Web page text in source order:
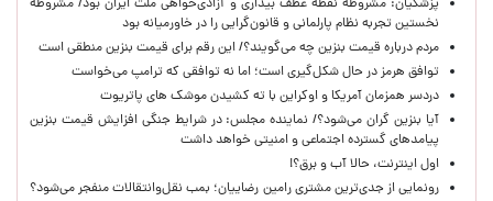
پزشکیان: مشروطه نقطه عطف بیداری و آزادی‌خواهی ملت ایران بود/ مشروطه
نخستین تجربه نظام پارلمانی و قانون‌گرایی را در خاورمیانه بود
مردم درباره قیمت بنزین چه می‌گویند؟/ این رقم برای قیمت بنزین منطقی است
توافق هرمز در حال شکل‌گیری است؛ اما نه توافقی که ترامپ می‌خواست
دردسر همزمان آمریکا و اوکراین با ته کشیدن موشک های پاتریوت
آیا بنزین گران می‌شود؟/ نماینده مجلس: در شرایط جنگی افزایش قیمت بنزین
پیامدهای گسترده اجتماعی و امنیتی خواهد داشت
اول اینترنت، حالا آب و برق؟!
رونمایی از جدی‌ترین مشتری رامین رضاییان؛ بمب نقل‌وانتقالات منفجر می‌شود؟